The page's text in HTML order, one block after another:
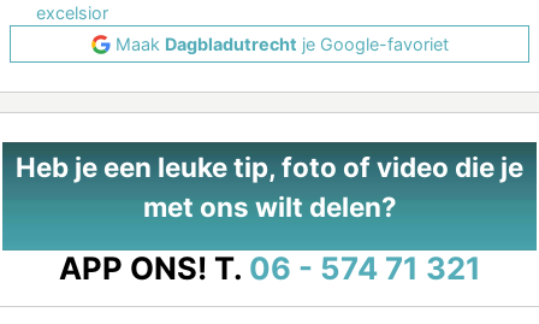
excelsior
Maak Dagbladutrecht je Google-favoriet
Heb je een leuke tip, foto of video die je
met ons wilt delen?
APP ONS! T. 06 - 574 71 321